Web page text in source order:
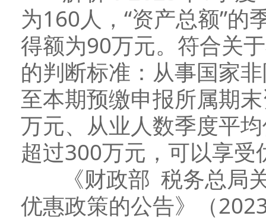
为160人，“资产总额”
得额为90万元。符合关
的判断标准：从事国家
至本期预缴申报所属期
万元、从业人数季度平
超过300万元，可以享受
《财政部 税务总局关
优惠政策的公告》（